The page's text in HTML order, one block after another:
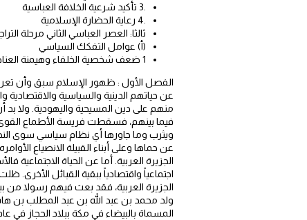
ثالثا: العصر العباسي الثاني مرحلة
(أ) عوامل التفكك السياسي
1 ضعف شخصية الخلفاء وهيمنة العناصر الأجنبية على الحكم
الفصل الأول : ظهور الإسلام سبق وأن
عن حياتهم الدينية والسياسية والاقتصادية
منهم على دين المسيحية واليهودية. ولا بد
فيما بينهم، فسقطت فريسة الأطماع
ويثرب وما جاورها أي نظام سياسي سوى
عن حماها وعلى أبناء القبيلة الانصياع
الجزيرة العربية. أما عن الحياة الاجتماعية
اجتماعياً واقتصادياً ببقية القبائل
الجزيرة العربية، فقد بعث فيهم رسولا من
ولد محمد بن عبد الله بن عبد المطلب